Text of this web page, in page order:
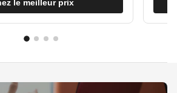
de courant de phase 5A
du contrôleur GE 8421-CC-PS 300V
relais GE DS200RTBAG3AEB pour
le meilleur prix